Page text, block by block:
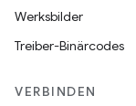
Werksbilder
Treiber-Binärcodes
VERBINDEN